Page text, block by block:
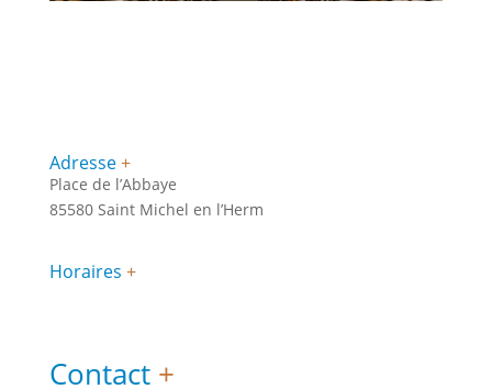
Adresse+
Place de l’Abbaye
85580 Saint Michel en l’Herm
Horaires +
Contact +